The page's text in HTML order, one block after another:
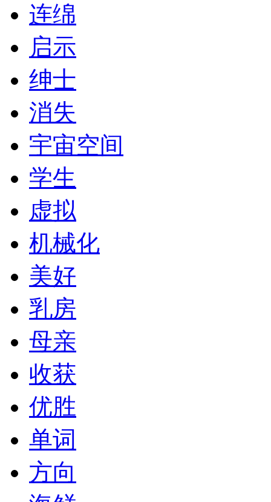
连绵
启示
绅士
消失
宇宙空间
学生
虚拟
机械化
美好
乳房
母亲
收获
优胜
单词
方向